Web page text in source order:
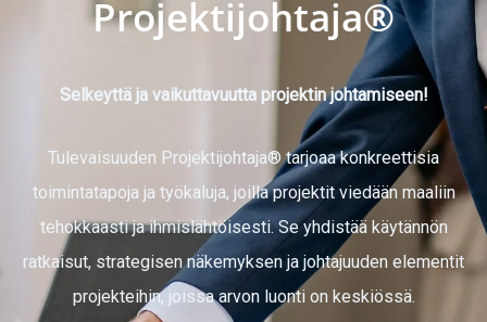
Projektijohtaja®
Selkeyttä ja vaikuttavuutta projektin johtamiseen!
Tulevaisuuden Projektijohtaja® tarjoaa konkreettisia
toimintatapoja ja työkaluja, joilla projektit viedään maaliin
tehokkaasti ja ihmislähtöisesti. Se yhdistää käytännön
ratkaisut, strategisen näkemyksen ja johtajuuden elementit
projekteihin, joissa arvon luonti on keskiössä.